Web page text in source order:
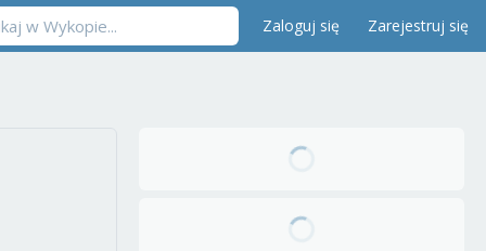
Zaloguj się Zarejestruj się